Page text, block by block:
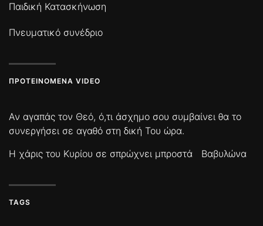
Παιδική Κατασκήνωση
Πνευματικό συνέδριο
ΠΡΟΤΕΙΝΌΜΕΝΑ VIDEO
Αν αγαπάς τον Θεό, ό,τι άσχημο σου συμβαίνει θα το
συνεργήσει σε αγαθό στη δική Του ώρα.
Η χάρις του Κυρίου σε σπρώχνει μπροστά
Βαβυλώνα
TAGS